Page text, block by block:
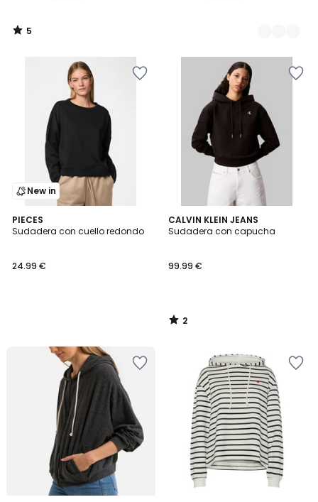
5
/
New in
PIECES
Sudadera con cuello redondo
24.99 €
CALVIN KLEIN JEANS
Sudadera con capucha
99.99 €
2
/
2
/